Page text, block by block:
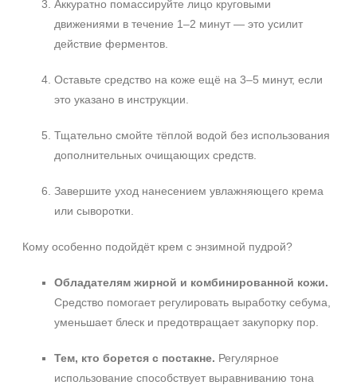
Аккуратно помассируйте лицо круговыми
движениями в течение 1–2 минут — это усилит
действие ферментов.
Оставьте средство на коже ещё на 3–5 минут, если
это указано в инструкции.
Тщательно смойте тёплой водой без использования
дополнительных очищающих средств.
Завершите уход нанесением увлажняющего крема
или сыворотки.
Кому особенно подойдёт крем с энзимной пудрой?
Обладателям жирной и комбинированной кожи.
Средство помогает регулировать выработку себума,
уменьшает блеск и предотвращает закупорку пор.
Тем, кто борется с постакне. Регулярное
использование способствует выравниванию тона